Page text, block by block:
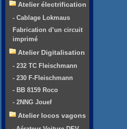
Atelier électrification
- Cablage Lokmaus
Fabrication d’un circuit
imprimé
Atelier Digitalisation
- 232 TC Fleischmann
- 230 F-Fleischmann
- BB 8159 Roco
- 2NNG Jouef
Atelier locos vagons